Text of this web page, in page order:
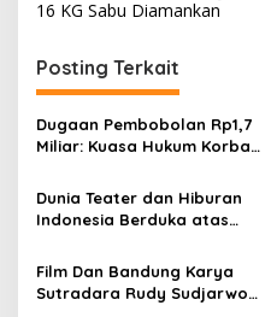
i
g
a
s
i
p
o
s
16 KG Sabu Diamankan
Posting Terkait
Dugaan Pembobolan Rp1,7
Miliar: Kuasa Hukum Korban
Keterlibatan Internal Bank
Aladin Syariah
Dunia Teater dan Hiburan
Indonesia Berduka atas
Diding Boneng
Film Dan Bandung Karya
Sutradara Rudy Sudjarwo: